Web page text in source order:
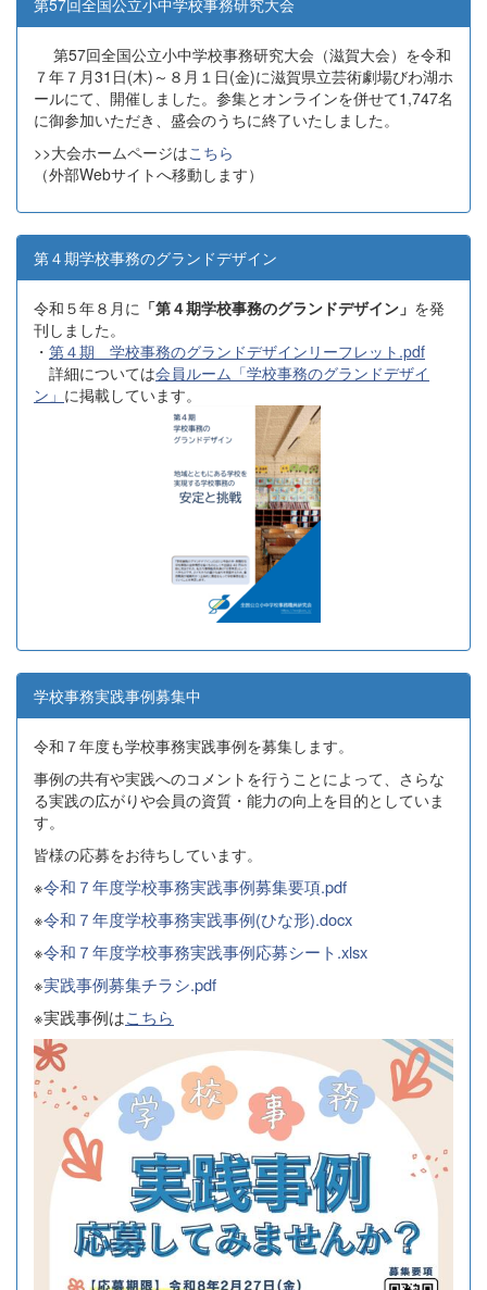
第57回全国公立小中学校事務研究大会（滋賀大会）を令和
７年７月31日(木)～８月１日(金)に滋賀県立芸術劇場びわ湖ホ
ールにて、開催しました。参集とオンラインを併せて1,747名
に御参加いただき、盛会のうちに終了いたしました。
>>大会ホームページはこちら
（外部Webサイトへ移動します）
第４期学校事務のグランドデザイン
令和５年８月に 「第４期学校事務のグランドデザイン」 を発
刊しました。
・ 第４期 学校事務のグランドデザインリーフレット.pdf
詳細については会員ルーム「学校事務のグランドデザイ
ン」 に掲載しています。
学校事務実践事例募集中
令和７年度も学校事務実践事例を募集します。
事例の共有や実践へのコメントを行うことによって、さらな
る実践の広がりや会員の資質・能力の向上を目的としていま
す。
皆様の応募をお待ちしています。
※令和７年度学校事務実践事例募集要項.pdf
※令和７年度学校事務実践事例(ひな形).docx
※令和７年度学校事務実践事例応募シート.xlsx
※実践事例募集チラシ.pdf
※実践事例はこちら